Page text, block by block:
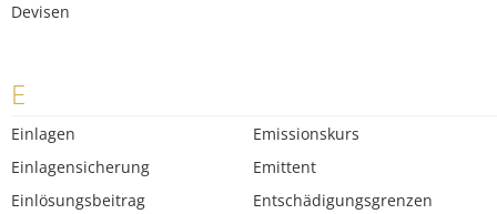
Devisen
E
Einlagen
Einlagensicherung
Einlösungsbeitrag
Emissionskurs
Emittent
Entschädigungsgrenzen